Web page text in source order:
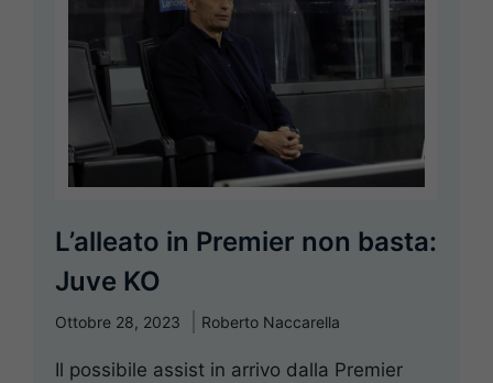
L’alleato in Premier non basta:
Juve KO
Ottobre 28, 2023 Roberto Naccarella
Il possibile assist in arrivo dalla Premier